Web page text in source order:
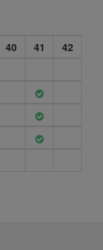
40 41
42